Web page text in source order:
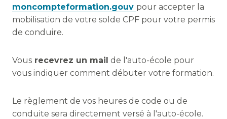
moncompteformation.gouv pour accepter la
mobilisation de votre solde CPF pour votre permis
de conduire.
Vousrecevrez un mail de l'auto-école pour
vous indiquer comment débuter votre formation.
Le règlement de vos heures de code ou de
conduite sera directement versé à l'auto-école.